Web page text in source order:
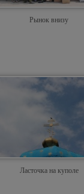
Рынок внизу
Ласточка на куполе